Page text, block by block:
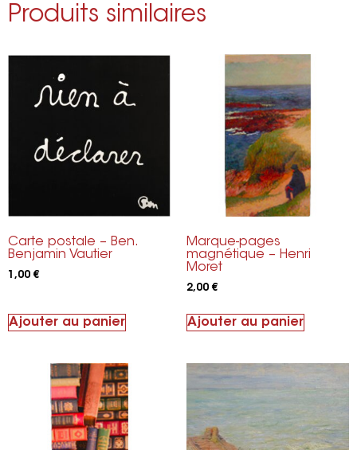
Produits similaires
Carte postale – Ben.
Benjamin Vautier
1,00€
Ajouter au panier
Marque-pages
magnétique – Henri
Moret
2,00€
Ajouter au panier